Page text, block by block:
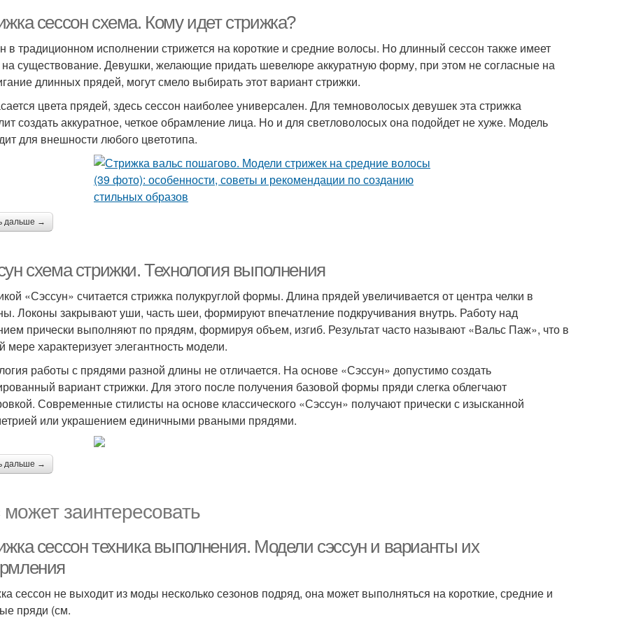
сессон схема. Кому идет стрижка?
в традиционном исполнении стрижется на короткие и средние волосы. Но длинный сессон также имеет
существование. Девушки, желающие придать шевелюре аккуратную форму, при этом не согласные на
длинных прядей, могут смело выбирать этот вариант стрижки.
цвета прядей, здесь сессон наиболее универсален. Для темноволосых девушек эта стрижка
создать аккуратное, четкое обрамление лица. Но и для светловолосых она подойдет не хуже. Модель
для внешности любого цветотипа.
дальше →
схема стрижки. Технология выполнения
«Сэссун» считается стрижка полукруглой формы. Длина прядей увеличивается от центра челки в
Локоны закрывают уши, часть шеи, формируют впечатление подкручивания внутрь. Работу над
прически выполняют по прядям, формируя объем, изгиб. Результат часто называют «Вальс Паж», что в
мере характеризует элегантность модели.
работы с прядями разной длины не отличается. На основе «Сэссун» допустимо создать
вариант стрижки. Для этого после получения базовой формы пряди слегка облегчают
Современные стилисты на основе классического «Сэссун» получают прически с изысканной
или украшением единичными рваными прядями.
дальше →
заинтересовать
сессон техника выполнения. Модели сэссун и варианты их
сессон не выходит из моды несколько сезонов подряд, она может выполняться на короткие, средние и
пряди (см.